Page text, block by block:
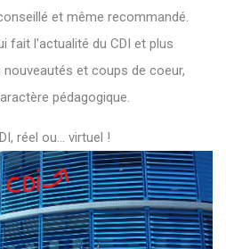
et même recommandé.
fait l'actualité du CDI et plus
et coups de coeur,
pédagogique.
réel ou... virtuel !